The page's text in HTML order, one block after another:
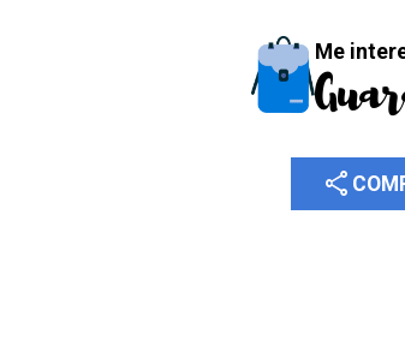
Me
share